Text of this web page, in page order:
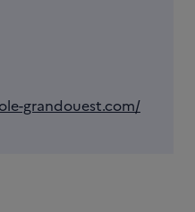
grandouest.com/